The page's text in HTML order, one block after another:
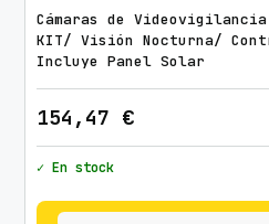
Cámaras de
KIT/ Visión Nocturna/
Incluye Panel Solar
154,47 €
✓ En stock